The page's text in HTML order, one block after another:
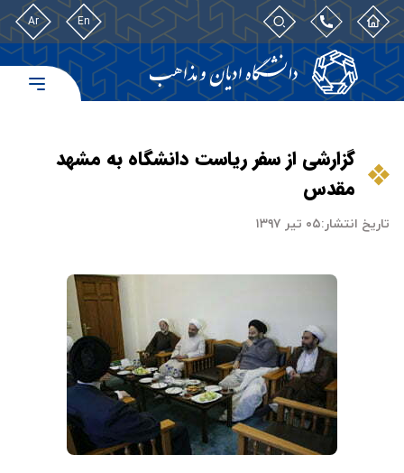
En
Ar
گزارشی از سفر ریاست دانشگاه به مشهد
مقدس
تاریخ انتشار:۰۵ تیر ۱۳۹۷